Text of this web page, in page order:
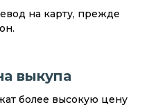
на карту, прежде
выкупа
более высокую цену